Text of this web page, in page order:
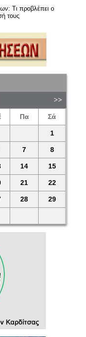
Τι προβλέπει ο
τους
Πα Σά
1
7 8
14 15
21 22
28 29